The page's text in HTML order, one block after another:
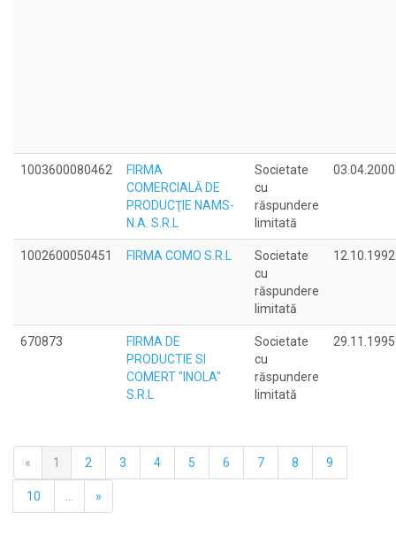
1003600080462
FIRMA
COMERCIALĂ DE
PRODUCŢIE NAMS-
N.A. S.R.L
Societate
cu
răspundere
limitată
03.04.2000
1002600050451 FIRMA COMO S.R.L
Societate
cu
răspundere
limitată
12.10.1992
670873
FIRMA DE
PRODUCTIE SI
COMERT "INOLA"
S.R.L
Societate
cu
răspundere
limitată
29.11.1995
« 1 2 3 4 5 6 7 8 9
10 »